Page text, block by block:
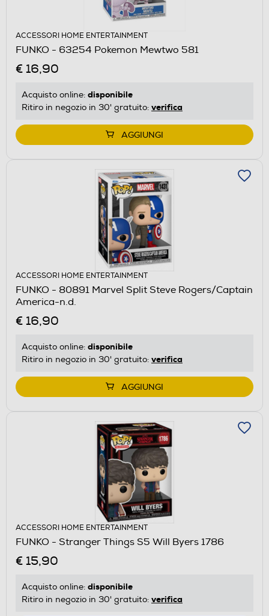
ACCESSORI HOME ENTERTAINMENT
FUNKO - 63254 Pokemon Mewtwo 581
€ 16,90
Acquisto online: disponibile
Ritiro in negozio in 30' gratuito: verifica
AGGIUNGI
ACCESSORI HOME ENTERTAINMENT
FUNKO - 80891 Marvel Split Steve Rogers/Captain
America-n.d.
€ 16,90
Acquisto online: disponibile
Ritiro in negozio in 30' gratuito: verifica
AGGIUNGI
ACCESSORI HOME ENTERTAINMENT
FUNKO - Stranger Things S5 Will Byers 1786
€ 15,90
Acquisto online: disponibile
Ritiro in negozio in 30' gratuito: verifica